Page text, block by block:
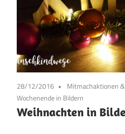
Travelblog
28/12/2016 Mitmachaktionen
Wochenende in Bildern
Weihnachten in